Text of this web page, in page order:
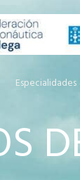
Especialidades